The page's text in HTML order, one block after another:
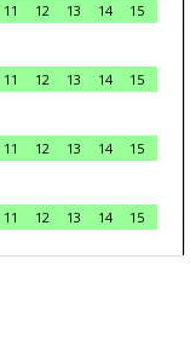
11 12 13 14
15
11 12 13 14
15
11 12 13 14
15
11 12 13 14
15